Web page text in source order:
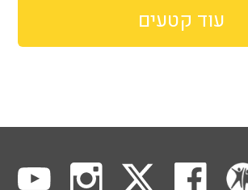
עוד קטעים